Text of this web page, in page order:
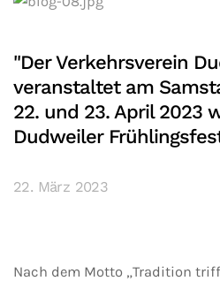
"Der Verkehrsverein
veranstaltet am
22. und 23. April 2023
Dudweiler
22. März 2023
Nach dem Motto „Tradition